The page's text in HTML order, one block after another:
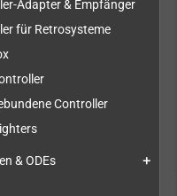
Adapter & Empfänger
für Retrosysteme
Controller
& ODEs add